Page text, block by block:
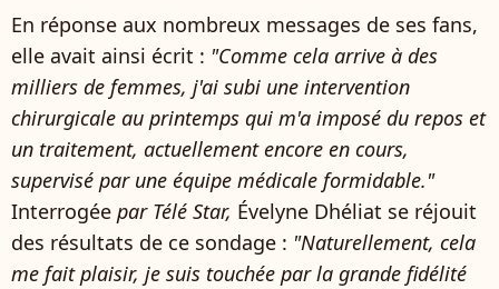
En réponse aux nombreux messages de ses fans,
elle avait ainsi écrit : "Comme cela arrive à des
milliers de femmes, j'ai subi une intervention
chirurgicale au printemps qui m'a imposé du repos et
un traitement, actuellement encore en cours,
supervisé par une équipe médicale formidable."
Interrogée par Télé Star, Évelyne Dhéliat se réjouit
des résultats de ce sondage : "Naturellement, cela
me fait plaisir, je suis touchée par la grande fidélité